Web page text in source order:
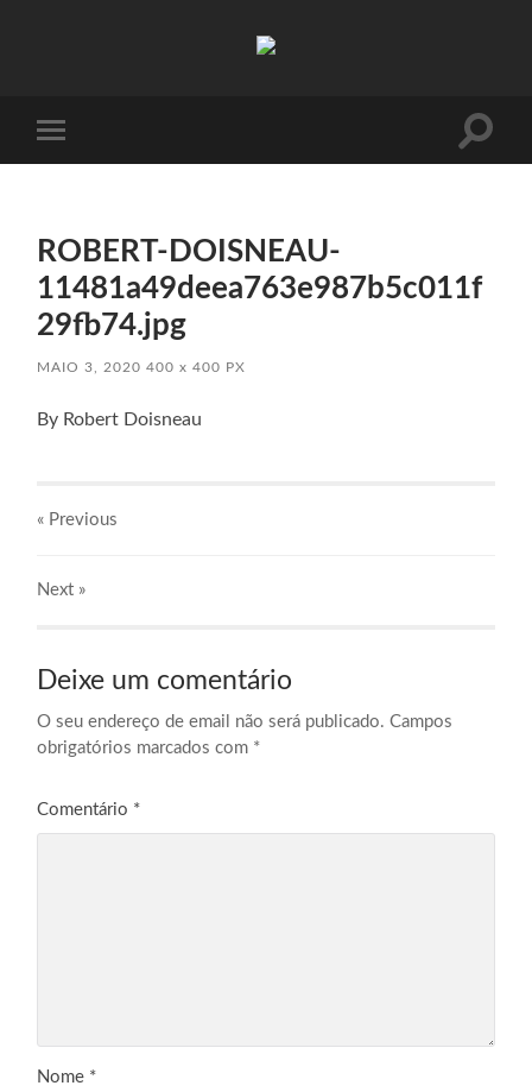
mobile
Toggle
ROBERT-DOISNEAU-
11481a49deea763e987b5c011f
29fb74.jpg
MAIO 3, 2020 400x 400 PX
By Robert Doisneau
« Previous
Next »
Deixe um comentário
O seu endereço de email não será publicado. Campos
obrigatórios marcados com *
Comentário *
Nome *